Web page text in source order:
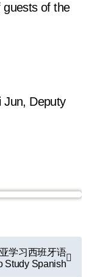
guests of the
Jun, Deputy
学习西班牙语
Study Spanish